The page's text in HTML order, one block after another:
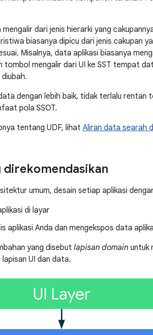
dari jenis hierarki yang
biasanya dipicu dari jenis cakupan
Misalnya, data aplikasi biasanya
mengalir dari UI ke SST tempat
dengan lebih baik, tidak terlalu rentan
pola SSOT.
tentang UDF, lihat Aliran data searah
umum, desain setiap aplikasi
di layar
aplikasi Anda dan mengekspos data
yang disebut lapisan domain untuk
UI dan data.